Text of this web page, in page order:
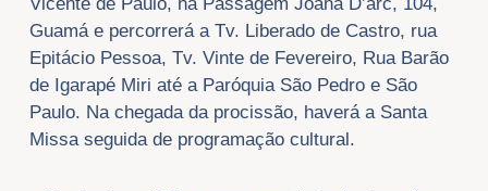
Guamá e percorrerá a Tv. Liberado de Castro, rua
Epitácio Pessoa, Tv. Vinte de Fevereiro, Rua Barão
de Igarapé Miri até a Paróquia São Pedro e São
Paulo. Na chegada da procissão, haverá a Santa
Missa seguida de programação cultural.